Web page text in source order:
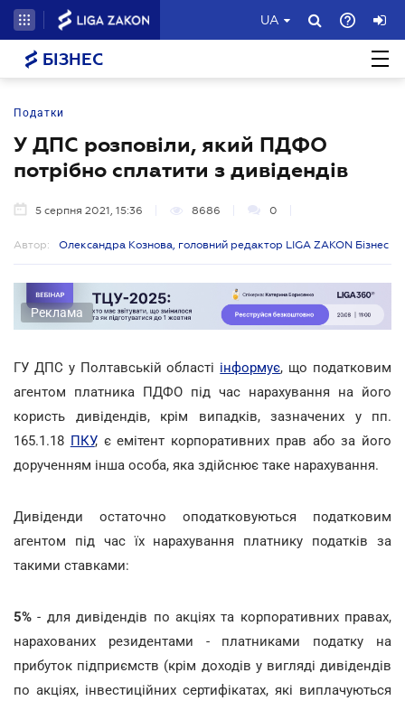
UA
БІЗНЕС
Податки
У ДПС розповіли, який ПДФО
потрібно сплатити з дивідендів
5 серпня 2021, 15:36 8686 0
Автор: Олександра Кознова, головний редактор LIGA ZAKON Бізнес
Реклама
ГУ ДПС у Полтавській області інформує, що податковим
агентом платника ПДФО під час нарахування на його
користь дивідендів, крім випадків, зазначених у пп.
165.1.18 ПКУ, є емітент корпоративних прав або за його
дорученням інша особа, яка здійснює таке нарахування.
Дивіденди остаточно оподатковуються податковим
агентом під час їх нарахування платнику податків за
такими ставками:
5% - для дивідендів по акціях та корпоративних правах,
нарахованих резидентами - платниками податку на
прибуток підприємств (крім доходів у вигляді дивідендів
по акціях, інвестиційних сертифікатах, які виплачуються